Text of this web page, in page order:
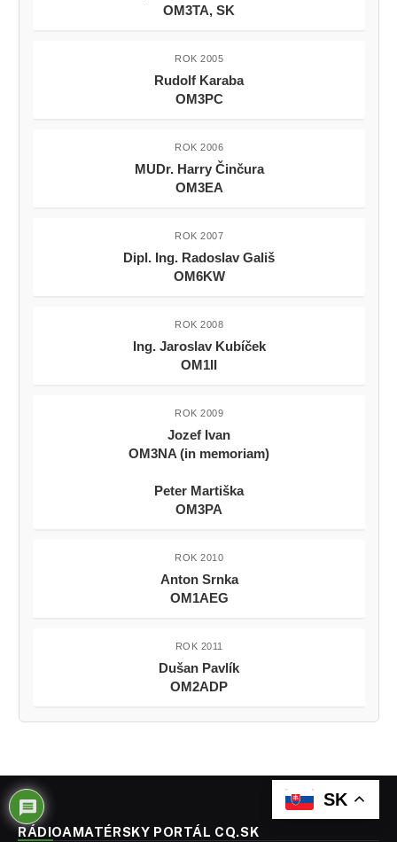
OM3TA, SK
ROK 2005
Rudolf Karaba
OM3PC
ROK 2006
MUDr. Harry Činčura
OM3EA
ROK 2007
Dipl. Ing. Radoslav Gališ
OM6KW
ROK 2008
Ing. Jaroslav Kubíček
OM1II
ROK 2009
Jozef Ivan
OM3NA (in memoriam)
Peter Martiška
OM3PA
ROK 2010
Anton Srnka
OM1AEG
ROK 2011
Dušan Pavlík
OM2ADP
RÁDIOAMATÉRSKY PORTÁL CQ.SK
SK